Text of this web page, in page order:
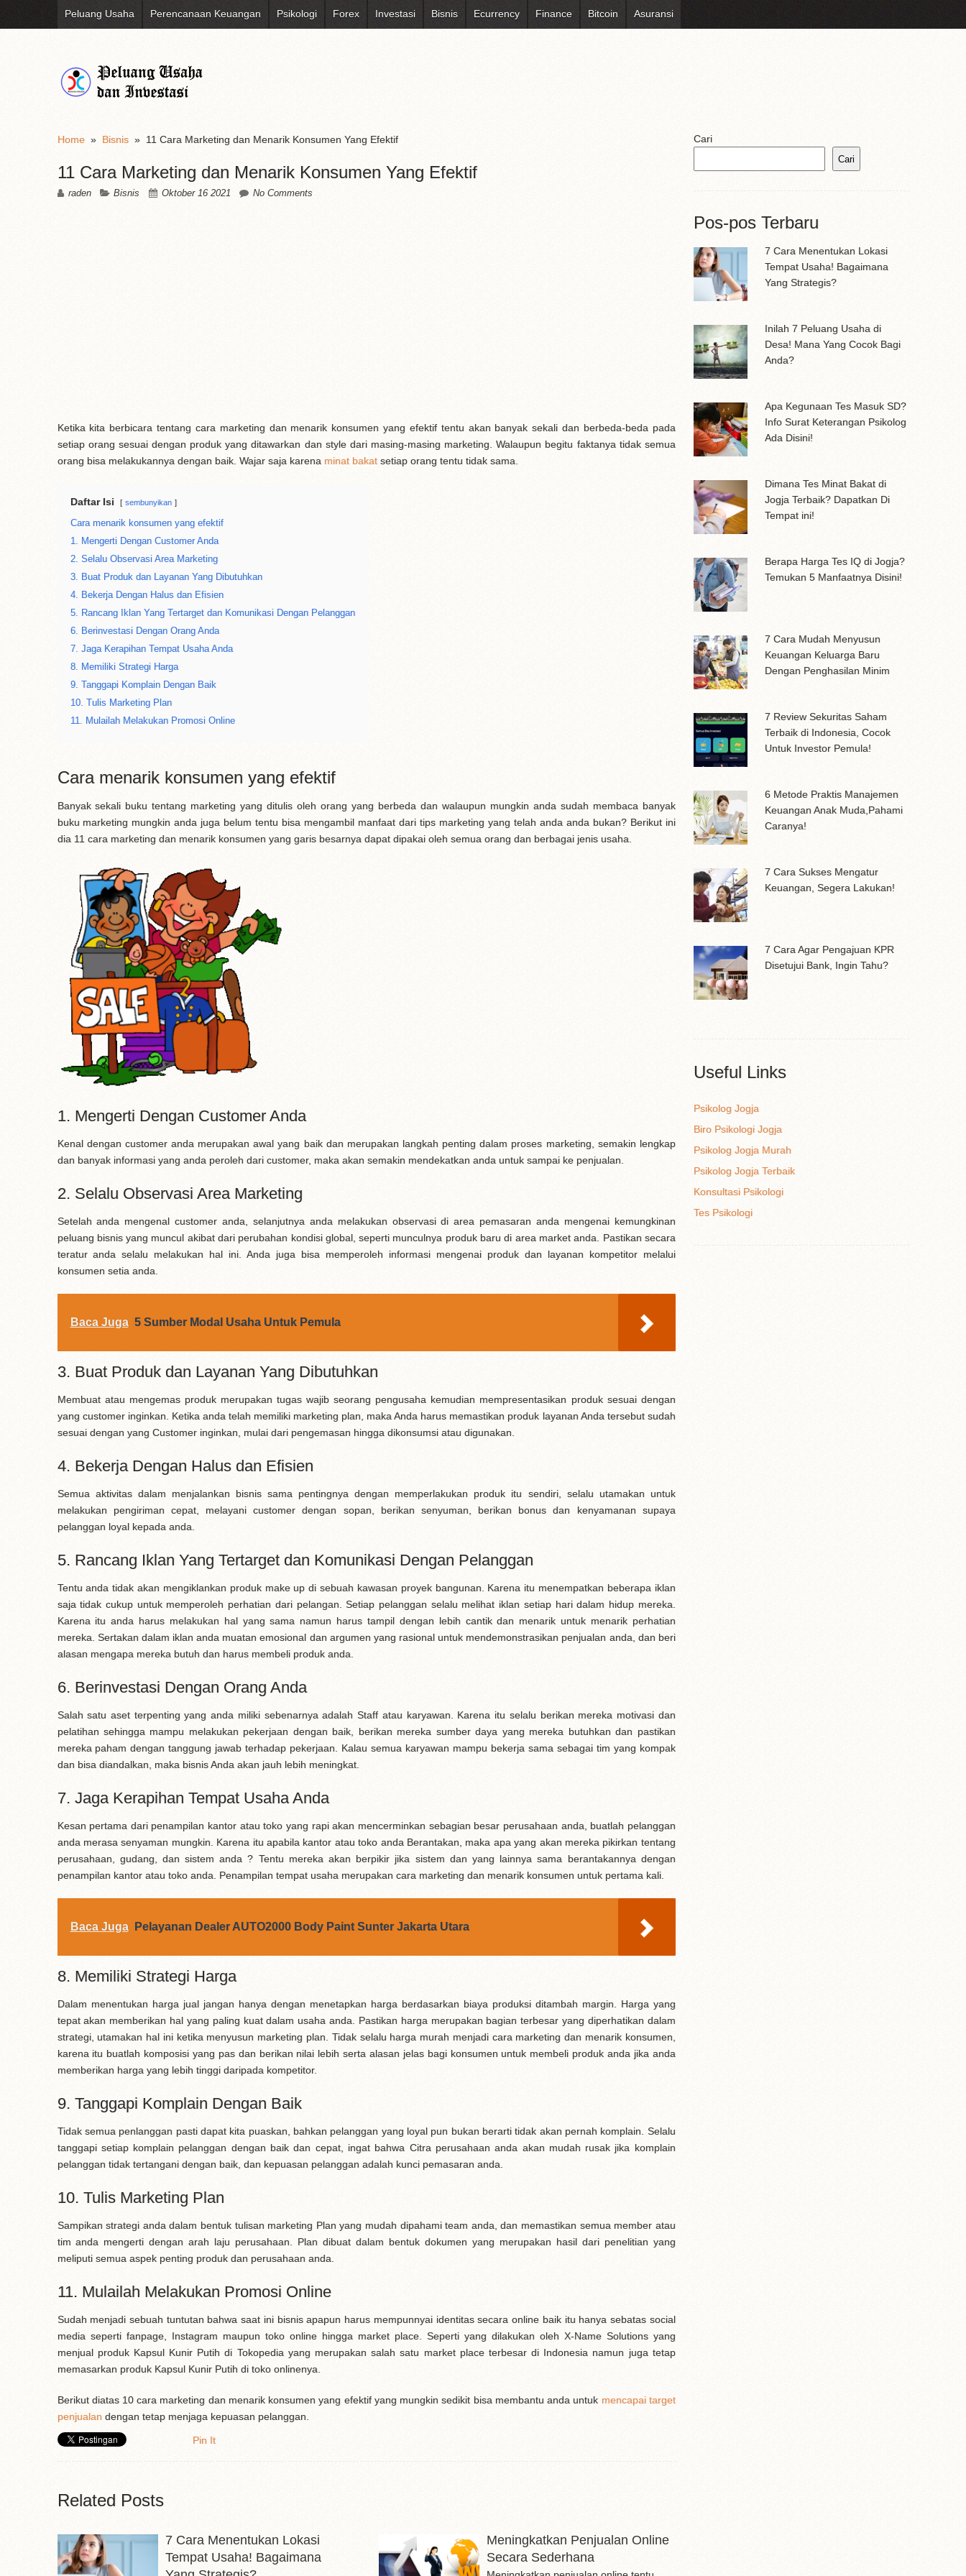
Peluang Usaha Perencanaan Keuangan Psikologi Forex Investasi Bisnis Ecurrency Finance Bitcoin Asuransi
Home» Bisnis» 11 Cara Marketing dan Menarik Konsumen Yang Efektif
11 Cara Marketing dan Menarik Konsumen Yang Efektif
raden Bisnis Oktober 16 2021 No Comments
Ketika kita berbicara tentang cara marketing dan menarik konsumen yang efektif tentu akan banyak sekali dan berbeda-beda pada
setiap orang sesuai dengan produk yang ditawarkan dan style dari masing-masing marketing. Walaupun begitu faktanya tidak semua
orang bisa melakukannya dengan baik. Wajar saja karena minat bakatsetiap orang tentu tidak sama.
Daftar Isi sembunyikan
Cara menarik konsumen yang efektif
1. Mengerti Dengan Customer Anda
2. Selalu Observasi Area Marketing
3. Buat Produk dan Layanan Yang Dibutuhkan
4. Bekerja Dengan Halus dan Efisien
5. Rancang Iklan Yang Tertarget dan Komunikasi Dengan Pelanggan
6. Berinvestasi Dengan Orang Anda
7. Jaga Kerapihan Tempat Usaha Anda
8. Memiliki Strategi Harga
9. Tanggapi Komplain Dengan Baik
10. Tulis Marketing Plan
11. Mulailah Melakukan Promosi Online
Cara menarik konsumen yang efektif
Banyak sekali buku tentang marketing yang ditulis oleh orang yang berbeda dan walaupun mungkin anda sudah membaca banyak
buku marketing mungkin anda juga belum tentu bisa mengambil manfaat dari tips marketing yang telah anda anda bukan? Berikut ini
dia 11 cara marketing dan menarik konsumen yang garis besarnya dapat dipakai oleh semua orang dan berbagai jenis usaha.
1. Mengerti Dengan Customer Anda
Kenal dengan customer anda merupakan awal yang baik dan merupakan langkah penting dalam proses marketing, semakin lengkap
dan banyak informasi yang anda peroleh dari customer, maka akan semakin mendekatkan anda untuk sampai ke penjualan.
2. Selalu Observasi Area Marketing
Setelah anda mengenal customer anda, selanjutnya anda melakukan observasi di area pemasaran anda mengenai kemungkinan
peluang bisnis yang muncul akibat dari perubahan kondisi global, seperti munculnya produk baru di area market anda. Pastikan secara
teratur anda selalu melakukan hal ini. Anda juga bisa memperoleh informasi mengenai produk dan layanan kompetitor melalui
konsumen setia anda.
Baca Juga 5 Sumber Modal Usaha Untuk Pemula
3. Buat Produk dan Layanan Yang Dibutuhkan
Membuat atau mengemas produk merupakan tugas wajib seorang pengusaha kemudian mempresentasikan produk sesuai dengan
yang customer inginkan. Ketika anda telah memiliki marketing plan, maka Anda harus memastikan produk layanan Anda tersebut sudah
sesuai dengan yang Customer inginkan, mulai dari pengemasan hingga dikonsumsi atau digunakan.
4. Bekerja Dengan Halus dan Efisien
Semua aktivitas dalam menjalankan bisnis sama pentingnya dengan memperlakukan produk itu sendiri, selalu utamakan untuk
melakukan pengiriman cepat, melayani customer dengan sopan, berikan senyuman, berikan bonus dan kenyamanan supaya
pelanggan loyal kepada anda.
5. Rancang Iklan Yang Tertarget dan Komunikasi Dengan Pelanggan
Tentu anda tidak akan mengiklankan produk make up di sebuah kawasan proyek bangunan. Karena itu menempatkan beberapa iklan
saja tidak cukup untuk memperoleh perhatian dari pelangan. Setiap pelanggan selalu melihat iklan setiap hari dalam hidup mereka.
Karena itu anda harus melakukan hal yang sama namun harus tampil dengan lebih cantik dan menarik untuk menarik perhatian
mereka. Sertakan dalam iklan anda muatan emosional dan argumen yang rasional untuk mendemonstrasikan penjualan anda, dan beri
alasan mengapa mereka butuh dan harus membeli produk anda.
6. Berinvestasi Dengan Orang Anda
Salah satu aset terpenting yang anda miliki sebenarnya adalah Staff atau karyawan. Karena itu selalu berikan mereka motivasi dan
pelatihan sehingga mampu melakukan pekerjaan dengan baik, berikan mereka sumber daya yang mereka butuhkan dan pastikan
mereka paham dengan tanggung jawab terhadap pekerjaan. Kalau semua karyawan mampu bekerja sama sebagai tim yang kompak
dan bisa diandalkan, maka bisnis Anda akan jauh lebih meningkat.
7. Jaga Kerapihan Tempat Usaha Anda
Kesan pertama dari penampilan kantor atau toko yang rapi akan mencerminkan sebagian besar perusahaan anda, buatlah pelanggan
anda merasa senyaman mungkin. Karena itu apabila kantor atau toko anda Berantakan, maka apa yang akan mereka pikirkan tentang
perusahaan, gudang, dan sistem anda ? Tentu mereka akan berpikir jika sistem dan yang lainnya sama berantakannya dengan
penampilan kantor atau toko anda. Penampilan tempat usaha merupakan cara marketing dan menarik konsumen untuk pertama kali.
Baca Juga Pelayanan Dealer AUTO2000 Body Paint Sunter Jakarta Utara
8. Memiliki Strategi Harga
Dalam menentukan harga jual jangan hanya dengan menetapkan harga berdasarkan biaya produksi ditambah margin. Harga yang
tepat akan memberikan hal yang paling kuat dalam usaha anda. Pastikan harga merupakan bagian terbesar yang diperhatikan dalam
strategi, utamakan hal ini ketika menyusun marketing plan. Tidak selalu harga murah menjadi cara marketing dan menarik konsumen,
karena itu buatlah komposisi yang pas dan berikan nilai lebih serta alasan jelas bagi konsumen untuk membeli produk anda jika anda
memberikan harga yang lebih tinggi daripada kompetitor.
9. Tanggapi Komplain Dengan Baik
Tidak semua penlanggan pasti dapat kita puaskan, bahkan pelanggan yang loyal pun bukan berarti tidak akan pernah komplain. Selalu
tanggapi setiap komplain pelanggan dengan baik dan cepat, ingat bahwa Citra perusahaan anda akan mudah rusak jika komplain
pelanggan tidak tertangani dengan baik, dan kepuasan pelanggan adalah kunci pemasaran anda.
10. Tulis Marketing Plan
Sampikan strategi anda dalam bentuk tulisan marketing Plan yang mudah dipahami team anda, dan memastikan semua member atau
tim anda mengerti dengan arah laju perusahaan. Plan dibuat dalam bentuk dokumen yang merupakan hasil dari penelitian yang
meliputi semua aspek penting produk dan perusahaan anda.
11. Mulailah Melakukan Promosi Online
Sudah menjadi sebuah tuntutan bahwa saat ini bisnis apapun harus mempunnyai identitas secara online baik itu hanya sebatas social
media seperti fanpage, Instagram maupun toko online hingga market place. Seperti yang dilakukan oleh X-Name Solutions yang
menjual produk Kapsul Kunir Putih di Tokopedia yang merupakan salah satu market place terbesar di Indonesia namun juga tetap
memasarkan produk Kapsul Kunir Putih di toko onlinenya.
Berikut diatas 10 cara marketing dan menarik konsumen yang efektif yang mungkin sedikit bisa membantu anda untuk mencapai target
penjualandengan tetap menjaga kepuasan pelanggan.
Pin It
Related Posts
7 Cara Menentukan Lokasi
Tempat Usaha! Bagaimana
Meningkatkan Penjualan Online
Secara Sederhana
Cari
Cari
Pos-pos Terbaru
7 Cara Menentukan Lokasi
Tempat Usaha! Bagaimana
Yang Strategis?
Inilah 7 Peluang Usaha di
Desa! Mana Yang Cocok Bagi
Anda?
Apa Kegunaan Tes Masuk SD?
Info Surat Keterangan Psikolog
Ada Disini!
Dimana Tes Minat Bakat di
Jogja Terbaik? Dapatkan Di
Tempat ini!
Berapa Harga Tes IQ di Jogja?
Temukan 5 Manfaatnya Disini!
7 Cara Mudah Menyusun
Keuangan Keluarga Baru
Dengan Penghasilan Minim
7 Review Sekuritas Saham
Terbaik di Indonesia, Cocok
Untuk Investor Pemula!
6 Metode Praktis Manajemen
Keuangan Anak Muda,Pahami
Caranya!
7 Cara Sukses Mengatur
Keuangan, Segera Lakukan!
7 Cara Agar Pengajuan KPR
Disetujui Bank, Ingin Tahu?
Useful Links
Psikolog Jogja
Biro Psikologi Jogja
Psikolog Jogja Murah
Psikolog Jogja Terbaik
Konsultasi Psikologi
Tes Psikologi